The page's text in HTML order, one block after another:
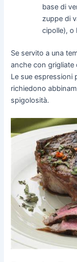
base di
zuppe di
cipolle), o
Se servito a una
anche con grigliate
Le sue espressioni
richiedono
spigolosità.